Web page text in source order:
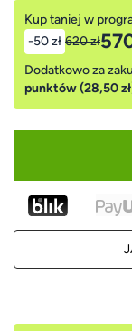
Kup taniej w
-50 zł 620 zł
Dodatkowo za
punktów (28,50